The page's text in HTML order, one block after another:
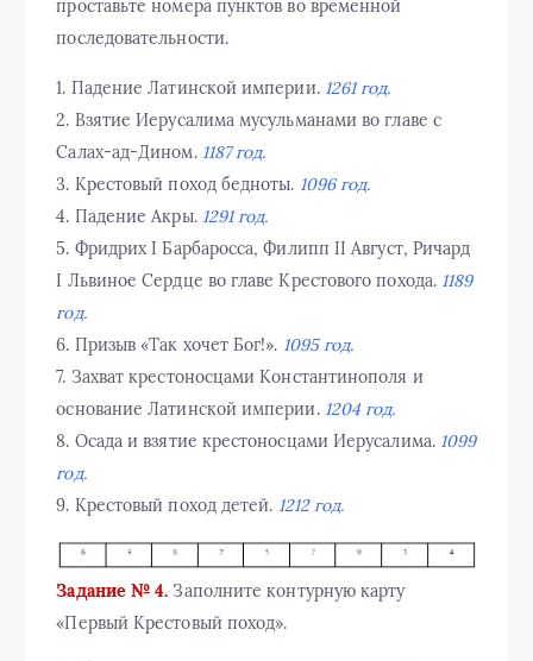
проставьте номера пунктов во временной
последовательности.
1. Падение Латинской империи. 1261 год.
2. Взятие Иерусалима мусульманами во главе с
Салах-ад-Дином. 1187 год.
3. Крестовый поход бедноты. 1096 год.
4. Падение Акры. 1291 год.
5. Фридрих I Барбаросса, Филипп II Август, Ричард
I Львиное Сердце во главе Крестового похода. 1189
год.
6. Призыв «Так хочет Бог!». 1095 год.
7. Захват крестоносцами Константинополя и
основание Латинской империи. 1204 год.
8. Осада и взятие крестоносцами Иерусалима. 1099
год.
9. Крестовый поход детей. 1212 год.
Задание № 4. Заполните контурную карту
«Первый Крестовый поход».